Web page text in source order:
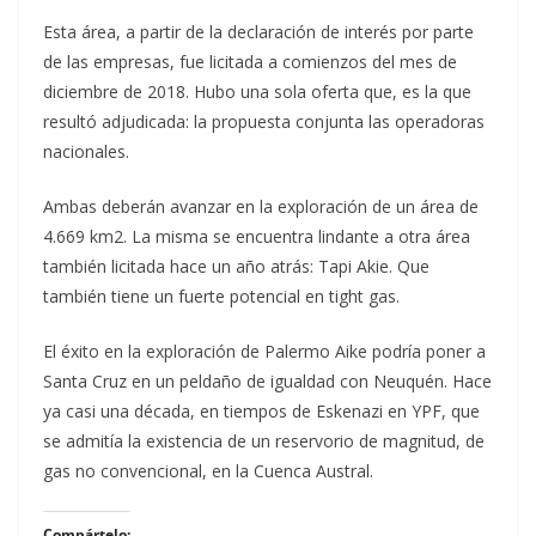
Esta área, a partir de la declaración de interés por parte
de las empresas, fue licitada a comienzos del mes de
diciembre de 2018. Hubo una sola oferta que, es la que
resultó adjudicada: la propuesta conjunta las operadoras
nacionales.
Ambas deberán avanzar en la exploración de un área de
4.669 km2. La misma se encuentra lindante a otra área
también licitada hace un año atrás: Tapi Akie. Que
también tiene un fuerte potencial en tight gas.
El éxito en la exploración de Palermo Aike podría poner a
Santa Cruz en un peldaño de igualdad con Neuquén. Hace
ya casi una década, en tiempos de Eskenazi en YPF, que
se admitía la existencia de un reservorio de magnitud, de
gas no convencional, en la Cuenca Austral.